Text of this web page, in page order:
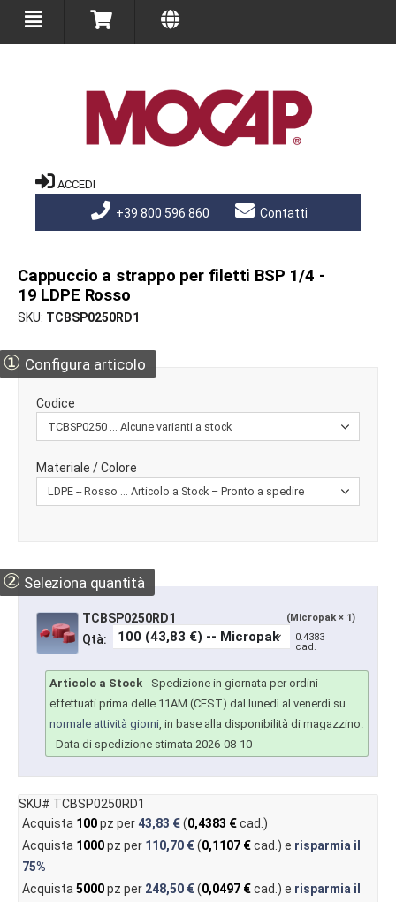
ACCEDI
+39 800 596 860 Contatti
Cappuccio a strappo per filetti BSP 1/4 -
19 LDPE Rosso
SKU TCBSP0250RD1
① Configura articolo
Codice
Materiale / Colore
② Seleziona quantità
TCBSP0250RD1 (Micropak × 1)
Qtà:
0.4383
cad.
Articolo a Stock - Spedizione in giornata per ordini
effettuati prima delle 11AM (CEST) dal lunedì al venerdì su
normale attività giorni, in base alla disponibilità di magazzino.
- Data di spedizione stimata 2026-08-10
SKU# TCBSP0250RD1
Acquista 100pz per43,83 €(0,4383 €cad.)
Acquista 1000pz per 110,70 €(0,1107 €cad.) e risparmia il
75%
Acquista5000pz per 248,50 €(0,0497 €cad.) e risparmia il